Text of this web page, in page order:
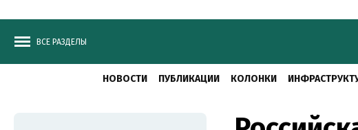
ВСЕ РАЗДЕЛЫ
НОВОСТИ ПУБЛИКАЦИИ КОЛОНКИ